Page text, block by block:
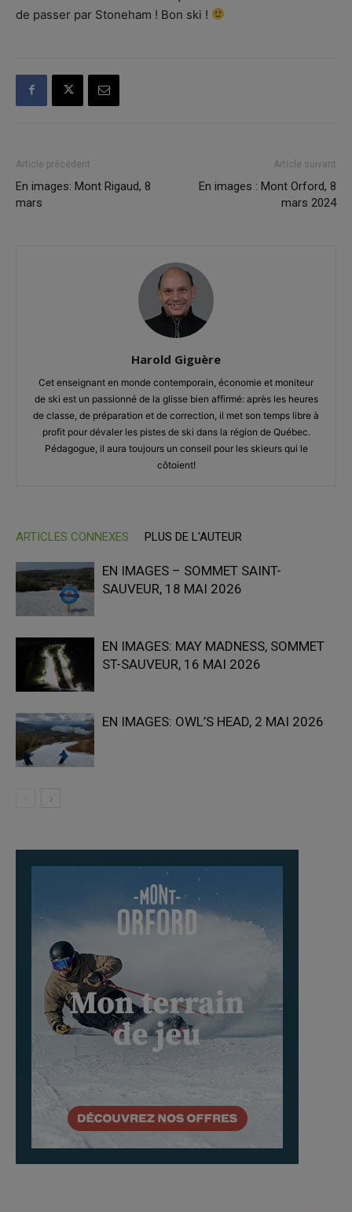
de passer par Stoneham ! Bon ski !
Article précédent
En images: Mont Rigaud, 8
mars
Article suivant
En images : Mont Orford, 8
mars 2024
Harold Giguère
Cet enseignant en monde contemporain, économie et moniteur
de ski est un passionné de la glisse bien affirmé: après les heures
de classe, de préparation et de correction, il met son temps libre à
profit pour dévaler les pistes de ski dans la région de Québec.
Pédagogue, il aura toujours un conseil pour les skieurs qui le
côtoient!
ARTICLES CONNEXES PLUS DE L'AUTEUR
EN IMAGES – SOMMET SAINT-
SAUVEUR, 18 MAI 2026
EN IMAGES: MAY MADNESS, SOMMET
ST-SAUVEUR, 16 MAI 2026
EN IMAGES: OWL’S HEAD, 2 MAI 2026